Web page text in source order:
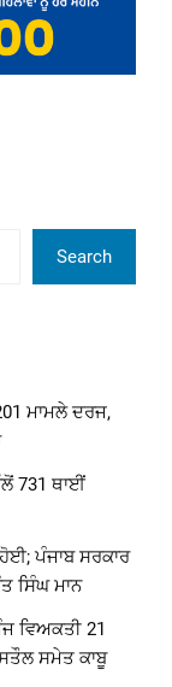
Search
ਮਾਮਲੇ ਦਰਜ,
731 ਥਾਈਂ
ਪੰਜਾਬ ਸਰਕਾਰ
ਸਿੰਘ ਮਾਨ
ਵਿਅਕਤੀ 21
ਸਮੇਤ ਕਾਬੂ